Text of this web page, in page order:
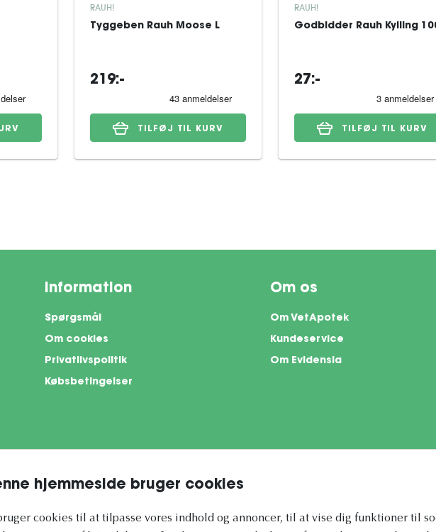
hjemmeside bruger cookies
cookies til at tilpasse vores indhold og annoncer, til at vise dig funktioner til
RAUH!
Tyggeben Rauh Moose L
219:-
TILFØJ TIL KURV
RAUH!
Godbidder Rauh Kylling
27:-
TILFØJ TIL KURV
Information
Spørgsmål
Om cookies
Privatlivspolitik
Købsbetingelser
Om os
Om VetApotek
Kundeservice
Om Evidensia
This site is protected by reCAPTCHA and the Google